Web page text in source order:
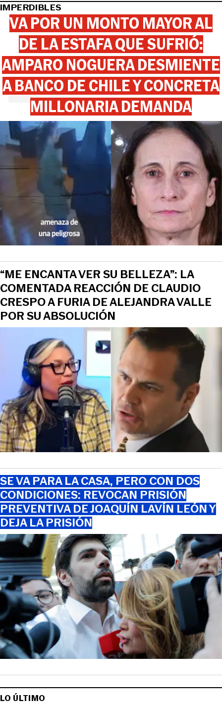
IMPERDIBLES
VA POR UN MONTO MAYOR AL
DE LA ESTAFA QUE SUFRIÓ:
AMPARO NOGUERA DESMIENTE
A BANCO DE CHILE Y CONCRETA
MILLONARIA DEMANDA
“ME ENCANTA VER SU BELLEZA”: LA
COMENTADA REACCIÓN DE CLAUDIO
CRESPO A FURIA DE ALEJANDRA VALLE
POR SU ABSOLUCIÓN
SE VA PARA LA CASA, PERO CON DOS
CONDICIONES: REVOCAN PRISIÓN
PREVENTIVA DE JOAQUÍN LAVÍN LEÓN Y
DEJA LA PRISIÓN
LO ÚLTIMO